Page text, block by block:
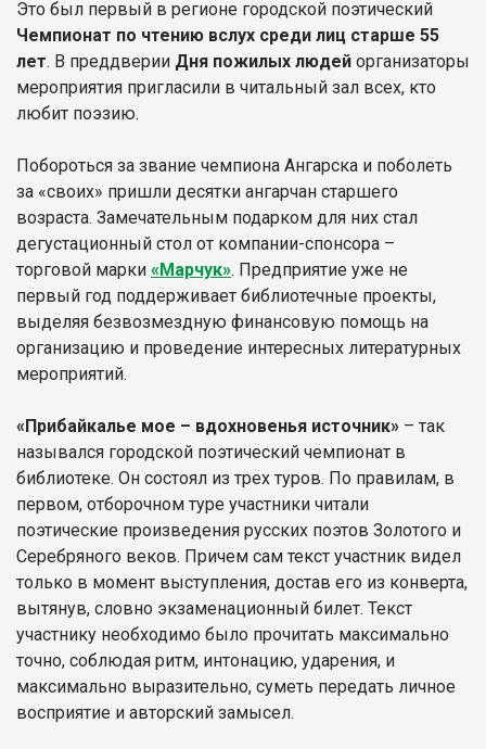
Это был первый в регионе городской поэтический
Чемпионат по чтению вслух среди лиц старше 55
лет. В преддверии Дня пожилых людей организаторы
мероприятия пригласили в читальный зал всех, кто
любит поэзию.
Побороться за звание чемпиона Ангарска и поболеть
за «своих» пришли десятки ангарчан старшего
возраста. Замечательным подарком для них стал
дегустационный стол от компании-спонсора –
торговой марки «Марчук». Предприятие уже не
первый год поддерживает библиотечные проекты,
выделяя безвозмездную финансовую помощь на
организацию и проведение интересных литературных
мероприятий.
«Прибайкалье мое – вдохновенья источник» – так
назывался городской поэтический чемпионат в
библиотеке. Он состоял из трех туров. По правилам, в
первом, отборочном туре участники читали
поэтические произведения русских поэтов Золотого и
Серебряного веков. Причем сам текст участник видел
только в момент выступления, достав его из конверта,
вытянув, словно экзаменационный билет. Текст
участнику необходимо было прочитать максимально
точно, соблюдая ритм, интонацию, ударения, и
максимально выразительно, суметь передать личное
восприятие и авторский замысел.